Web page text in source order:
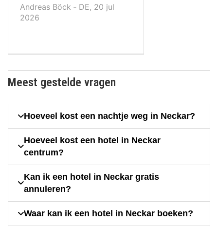
Andreas Böck ‐ DE, 20 jul
2026
Meest gestelde vragen
Hoeveel kost een nachtje weg in Neckar?
Hoeveel kost een hotel in Neckar
centrum?
Kan ik een hotel in Neckar gratis
annuleren?
Waar kan ik een hotel in Neckar boeken?